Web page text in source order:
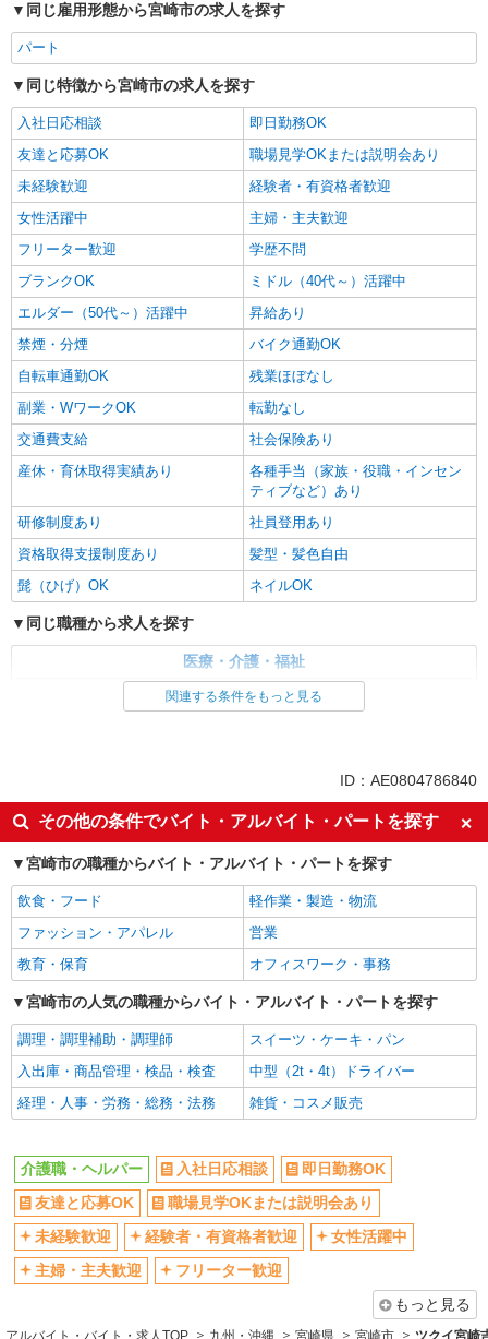
同じ雇用形態から宮崎市の求人を探す
パート
同じ特徴から宮崎市の求人を探す
入社日応相談
即日勤務OK
友達と応募OK
職場見学OKまたは説明会あり
未経験歓迎
経験者・有資格者歓迎
女性活躍中
主婦・主夫歓迎
フリーター歓迎
学歴不問
ブランクOK
ミドル（40代～）活躍中
エルダー（50代～）活躍中
昇給あり
禁煙・分煙
バイク通勤OK
自転車通勤OK
残業ほぼなし
副業・WワークOK
転勤なし
交通費支給
社会保険あり
産休・育休取得実績あり
各種手当（家族・役職・インセン
ティブなど）あり
研修制度あり
社員登用あり
資格取得支援制度あり
髪型・髪色自由
髭（ひげ）OK
ネイルOK
同じ職種から求人を探す
医療・介護・福祉
副業・WワークOK
交通費支給
社会保険あり
産休・育休取得実績あり
社員登用あり
関連する条件をもっと見る
ID：AE0804786840
その他の条件でバイト・アルバイト・パートを探す
宮崎市の職種からバイト・アルバイト・パートを探す
飲食・フード
軽作業・製造・物流
ファッション・アパレル
営業
教育・保育
オフィスワーク・事務
宮崎市の人気の職種からバイト・アルバイト・パートを探す
調理・調理補助・調理師
スイーツ・ケーキ・パン
入出庫・商品管理・検品・検査
中型（2t・4t）ドライバー
経理・人事・労務・総務・法務
雑貨・コスメ販売
介護職・ヘルパー 入社日応相談
即日勤務OK
友達と応募OK
職場見学OKまたは説明会あり
未経験歓迎
経験者・有資格者歓迎
女性活躍中
主婦・主夫歓迎
フリーター歓迎
もっと見る
アルバイト・バイト・求人TOP 九州・沖縄 宮崎県 宮崎市 ツクイ宮崎